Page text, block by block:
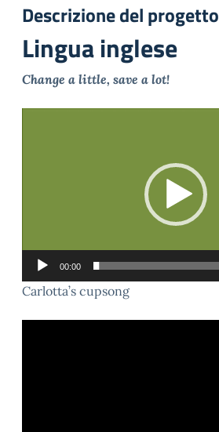
Descrizione del progetto
Lingua inglese
Change a little, save a lot!
00:00
Carlotta’s cupsong